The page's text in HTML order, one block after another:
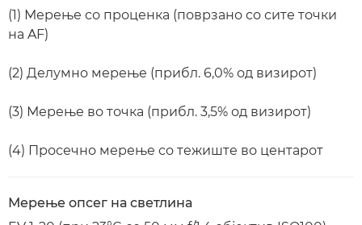
(1) Мерење со проценка (поврзано со сите точки
на AF)
(2) Делумно мерење (прибл. 6,0% од визирот)
(3) Мерење во точка (прибл. 3,5% од визирот)
(4) Просечно мерење со тежиште во центарот
Мерење опсег на светлина